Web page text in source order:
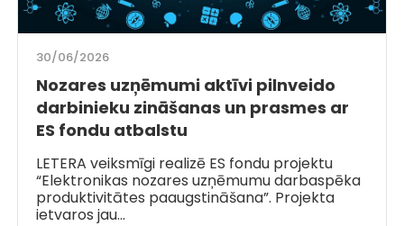
30/06/2026
Nozares uzņēmumi aktīvi pilnveido
darbinieku zināšanas un prasmes ar
ES fondu atbalstu
LETERA veiksmīgi realizē ES fondu projektu
“Elektronikas nozares uzņēmumu darbaspēka
produktivitātes paaugstināšana”. Projekta
ietvaros jau…